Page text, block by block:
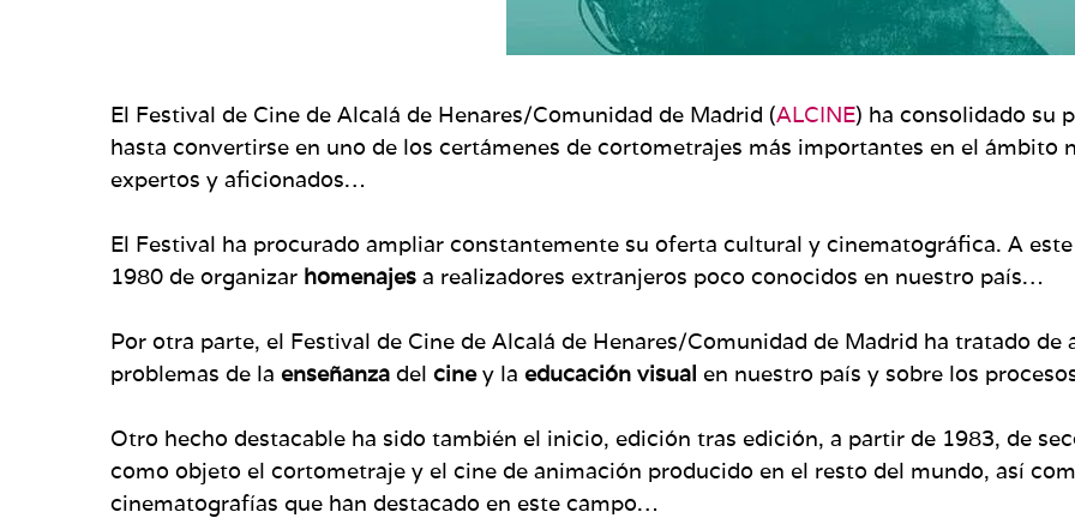
El Festival de Cine de Alcalá de Henares/Comunidad de Madrid (ALCINE) ha consolidado su
hasta convertirse en uno de los certámenes de cortometrajes más importantes en el ámbito
expertos y aficionados…
El Festival ha procurado ampliar constantemente su oferta cultural y cinematográfica. A
1980 de organizar homenajes a realizadores extranjeros poco conocidos en nuestro país…
Por otra parte, el Festival de Cine de Alcalá de Henares/Comunidad de Madrid ha tratado
problemas de la enseñanza del ciney la educación visual en nuestro país y sobre los
Otro hecho destacable ha sido también el inicio, edición tras edición, a partir de 1983, de
como objeto el cortometraje y el cine de animación producido en el resto del mundo, así
cinematografías que han destacado en este campo…